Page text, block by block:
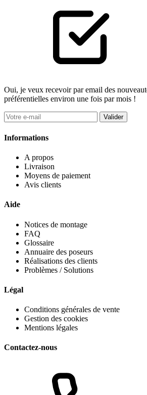
Oui, je veux recevoir par email des
préférentielles environ une fois par mois !
Valider
Informations
A propos
Livraison
Moyens de paiement
Avis clients
Aide
Notices de montage
FAQ
Glossaire
Annuaire des poseurs
Réalisations des clients
Problèmes / Solutions
Légal
Conditions générales de vente
Gestion des cookies
Mentions légales
Contactez-nous